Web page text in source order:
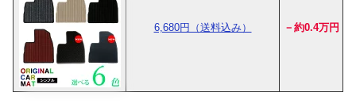
6,680円（送料込み） －約0.4万円